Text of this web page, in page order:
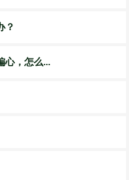
？
心，怎么...